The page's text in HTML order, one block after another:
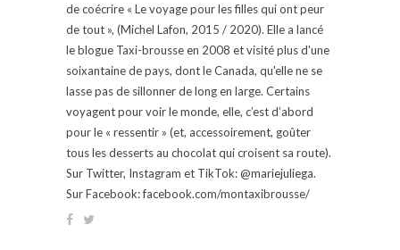
de coécrire « Le voyage pour les filles qui ont peur
de tout », (Michel Lafon, 2015 / 2020). Elle a lancé
le blogue Taxi-brousse en 2008 et visité plus d'une
soixantaine de pays, dont le Canada, qu'elle ne se
lasse pas de sillonner de long en large. Certains
voyagent pour voir le monde, elle, c’est d’abord
pour le « ressentir » (et, accessoirement, goûter
tous les desserts au chocolat qui croisent sa route).
Sur Twitter, Instagram et TikTok: @mariejuliega.
Sur Facebook: facebook.com/montaxibrousse/